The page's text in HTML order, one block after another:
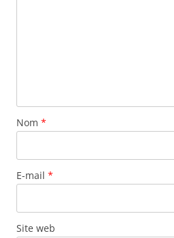
Nom *
E-mail *
Site web